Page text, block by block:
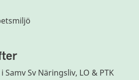
Sv Näringsliv, LO & PTK